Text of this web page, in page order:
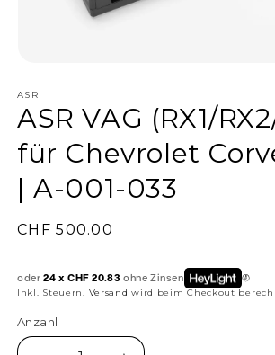
ASR
ASR VAG (RX1/
für Chevrolet
| A-001-033
Normaler
CHF 500.00
oder 24 x CHF 20.83 ohne Zinsen
Inkl. Steuern. Versand wird beim Checkout
Anzahl
Anzahl